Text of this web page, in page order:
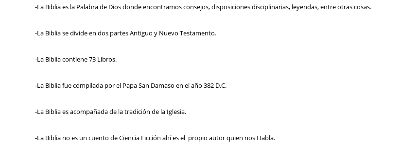
-La Biblia es la Palabra de Dios donde encontramos consejos, disposiciones disciplinarias, leyendas, entre otras cosas.
-La Biblia se divide en dos partes Antiguo y Nuevo Testamento.
-La Biblia contiene 73 Libros.
-La Biblia fue compilada por el Papa San Damaso en el año 382 D.C.
-La Biblia es acompañada de la tradición de la Iglesia.
-La Biblia no es un cuento de Ciencia Ficción ahí es el propio autor quien nos Habla.